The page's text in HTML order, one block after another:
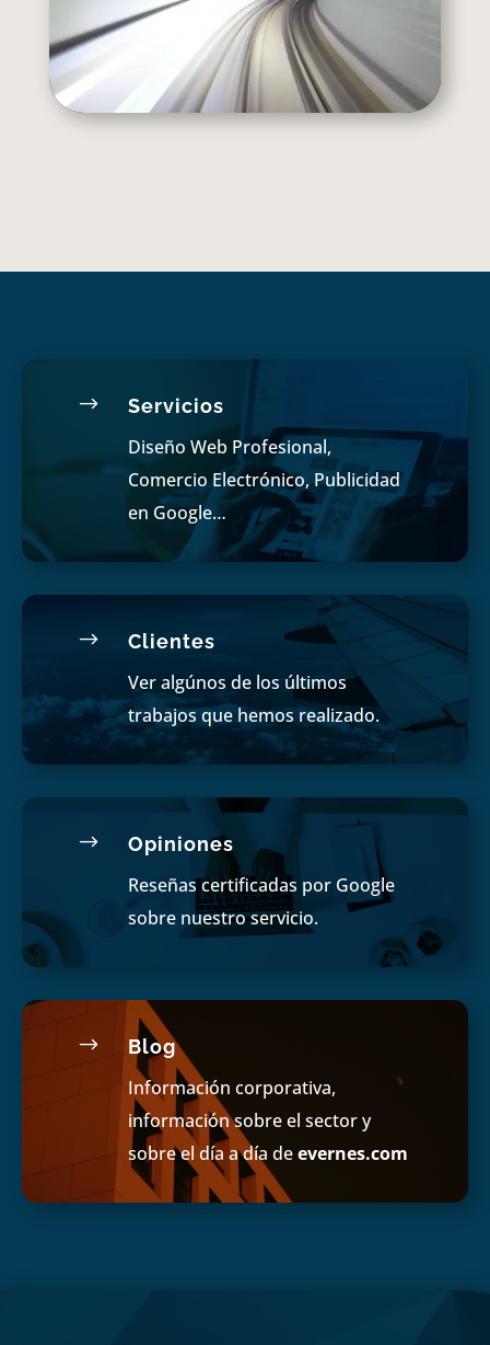
$ Servicios
Diseño Web Profesional,
Comercio Electrónico, Publicidad
en Google…
$ Clientes
Ver algúnos de los últimos
trabajos que hemos realizado.
$ Opiniones
Reseñas certificadas por Google
sobre nuestro servicio.
$ Blog
Información corporativa,
información sobre el sector y
sobre el día a día deevernes.com